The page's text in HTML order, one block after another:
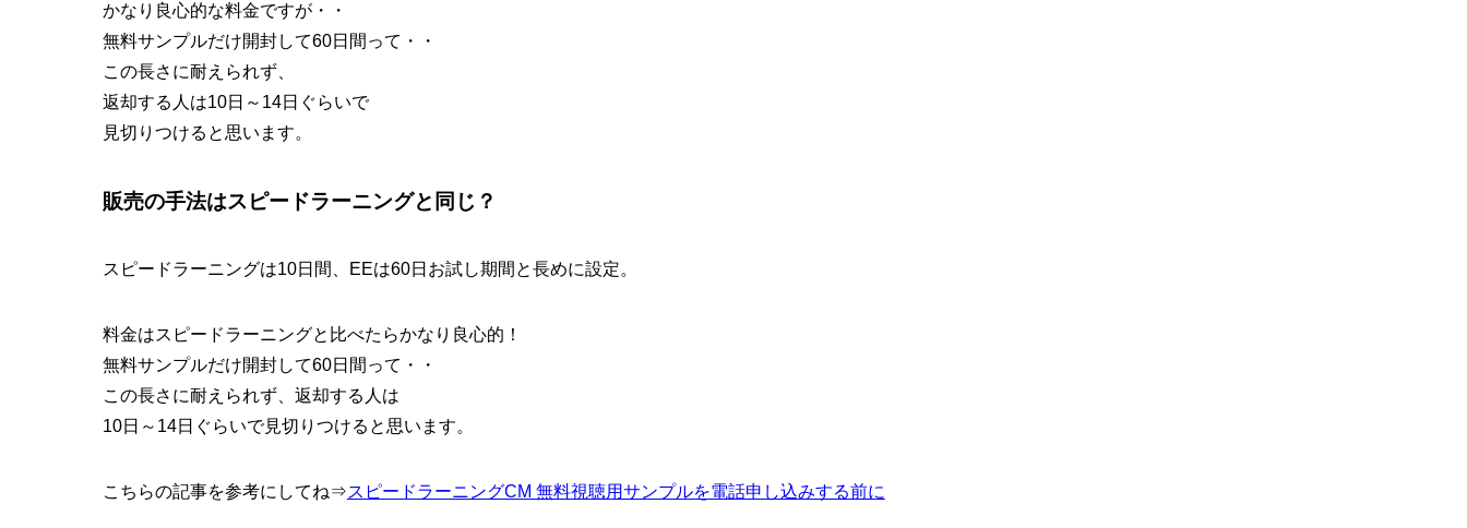
かなり良心的な料金ですが・・
無料サンプルだけ開封して60日間って・・
この長さに耐えられず、
返却する人は10日～14日ぐらいで
見切りつけると思います。
販売の手法はスピードラーニングと同じ？
スピードラーニングは10日間、EEは60日お試し期間と長めに設定。
料金はスピードラーニングと比べたらかなり良心的！
無料サンプルだけ開封して60日間って・・
この長さに耐えられず、返却する人は
10日～14日ぐらいで見切りつけると思います。
こちらの記事を参考にしてね⇒スピードラーニングCM 無料視聴用サンプルを電話申し込みする前に